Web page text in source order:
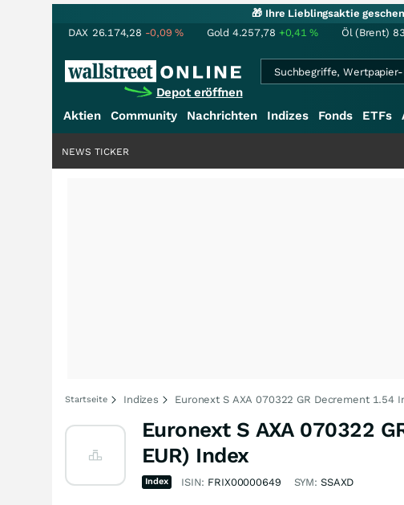
🎁 Ihre Lieblingsaktie
DAX 26.174,28 -0,09% Gold 4.257,78 +0,41% Öl (Brent)
Depot eröffnen
Aktien Community Nachrichten Indizes Fonds ETFs
NEWS TICKER
Startseite Indizes Euronext S AXA 070322 GR Decrement 1.54
Euronext S AXA 070322
EUR) Index
Index ISIN: FRIX00000649 SYM: SSAXD